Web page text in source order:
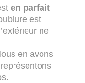
en parfait
est
ne
en avons